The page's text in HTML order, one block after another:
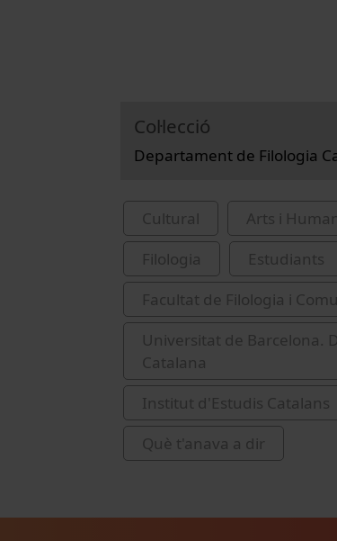
Col·lecció
Departament de Filologia
Cultural Arts i
Filologia
Estudiants
Facultat de Filologia i
Universitat de Barcelona.
Catalana
Institut d'Estudis Catalans
Què t'anava a dir